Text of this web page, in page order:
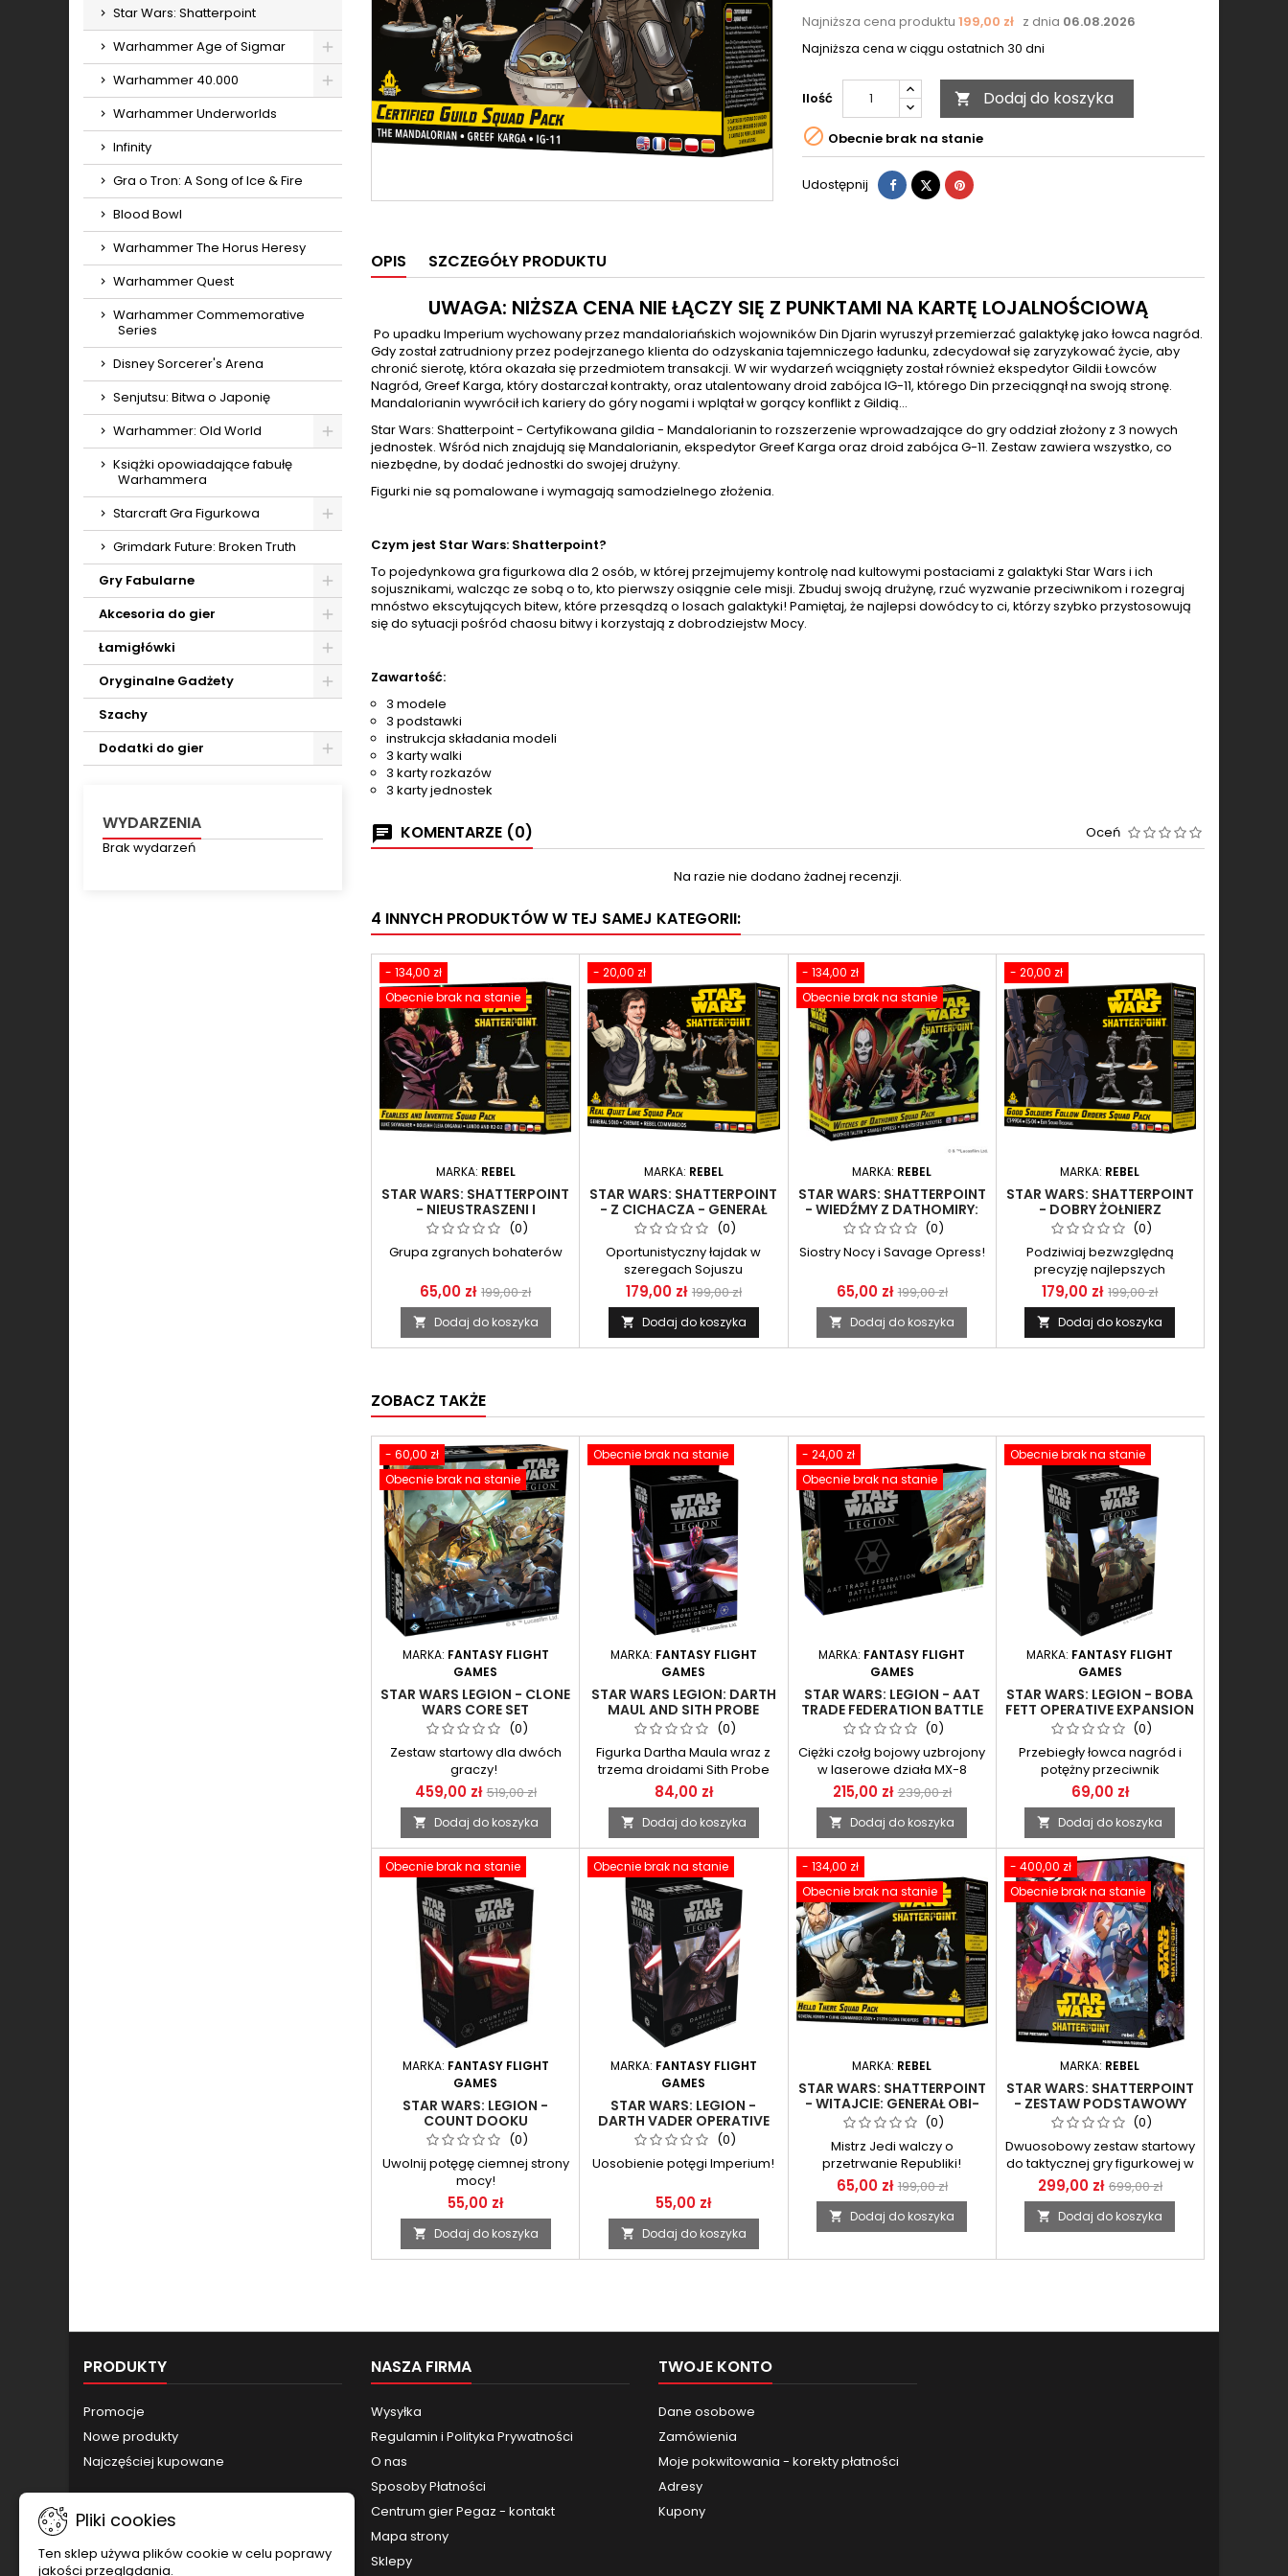
Star Wars: Shatterpoint
Warhammer Age of Sigmar
Toggle
Warhammer 40.000
Toggle
Warhammer Underworlds
Infinity
Gra o Tron: A Song of Ice & Fire
Blood Bowl
Warhammer The Horus Heresy
Warhammer Quest
Warhammer Commemorative
Series
Disney Sorcerer's Arena
Senjutsu: Bitwa o Japonię
Warhammer: Old World
Toggle
Książki opowiadające fabułę
Warhammera
Starcraft Gra Figurkowa
Toggle
Grimdark Future: Broken Truth
Gry Fabularne
Toggle
Akcesoria do gier
Łamigłówki
Toggle
Oryginalne Gadżety
Toggle
Szachy
Dodatki do gier
Toggle
WYDARZENIA
Brak wydarzeń
Najniższa cena produktu 199,00 zł z dnia 06.08.2026
Najniższa cena w ciągu ostatnich 30 dni
Ilość  Dodaj do koszyka
 Obecnie brak na stanie
Udostępnij Udostępnij
TweetujPinterest
OPIS SZCZEGÓŁY PRODUKTU
UWAGA: NIŻSZA CENA NIE ŁĄCZY SIĘ Z PUNKTAMI NA KARTĘ LOJALNOŚCIOWĄ
Po upadku Imperium wychowany przez mandaloriańskich wojowników Din Djarin wyruszył przemierzać galaktykę jako łowca nagród.
Gdy został zatrudniony przez podejrzanego klienta do odzyskania tajemniczego ładunku, zdecydował się zaryzykować życie, aby
chronić sierotę, która okazała się przedmiotem transakcji. W wir wydarzeń wciągnięty został również ekspedytor Gildii Łowców
Nagród, Greef Karga, który dostarczał kontrakty, oraz utalentowany droid zabójca IG-11, którego Din przeciągnął na swoją stronę.
Mandalorianin wywrócił ich kariery do góry nogami i wplątał w gorący konflikt z Gildią…
Star Wars: Shatterpoint - Certyfikowana gildia - Mandalorianin to rozszerzenie wprowadzające do gry oddział złożony z 3 nowych
jednostek. Wśród nich znajdują się Mandalorianin, ekspedytor Greef Karga oraz droid zabójca G-11. Zestaw zawiera wszystko, co
niezbędne, by dodać jednostki do swojej drużyny.
Figurki nie są pomalowane i wymagają samodzielnego złożenia.
Czym jest Star Wars: Shatterpoint?
To pojedynkowa gra figurkowa dla 2 osób, w której przejmujemy kontrolę nad kultowymi postaciami z galaktyki Star Wars i ich
sojusznikami, walcząc ze sobą o to, kto pierwszy osiągnie cele misji. Zbuduj swoją drużynę, rzuć wyzwanie przeciwnikom i rozegraj
mnóstwo ekscytujących bitew, które przesądzą o losach galaktyki! Pamiętaj, że najlepsi dowódcy to ci, którzy szybko przystosowują
się do sytuacji pośród chaosu bitwy i korzystają z dobrodziejstw Mocy.
Zawartość:
3 modele
3 podstawki
instrukcja składania modeli
3 karty walki
3 karty rozkazów
3 karty jednostek
KOMENTARZE (0) Oceń
Na razie nie dodano żadnej recenzji.
4 INNYCH PRODUKTÓW W TEJ SAMEJ KATEGORII:
- 134,00 zł
Obecnie brak na stanie
MARKA: REBEL
STAR WARS: SHATTERPOINT
- NIEUSTRASZENI I
POMYSŁOWI: LUKE
SKYWALKER
(0)
Grupa zgranych bohaterów
65,00 zł 199,00 zł
 Dodaj do koszyka
- 20,00 zł
MARKA: REBEL
STAR WARS: SHATTERPOINT
- Z CICHACZA - GENERAŁ
SOLO
(0)
Oportunistyczny łajdak w
szeregach Sojuszu
Rebeliantów
179,00 zł 199,00 zł
 Dodaj do koszyka
- 134,00 zł
Obecnie brak na stanie
MARKA: REBEL
STAR WARS: SHATTERPOINT
- WIEDŹMY Z DATHOMIRY:
MATKA TALZIN
(0)
Siostry Nocy i Savage Opress!
65,00 zł 199,00 zł
 Dodaj do koszyka
- 20,00 zł
MARKA: REBEL
STAR WARS: SHATTERPOINT
- DOBRY ŻOŁNIERZ
WYKONUJE ROZKAZY - CT-
9904
(0)
Podziwiaj bezwzględną
precyzję najlepszych
jednostek Imperium!
179,00 zł 199,00 zł
 Dodaj do koszyka
ZOBACZ TAKŻE
- 60,00 zł
Obecnie brak na stanie
MARKA: FANTASY FLIGHT
GAMES
STAR WARS LEGION - CLONE
WARS CORE SET
(0)
Zestaw startowy dla dwóch
graczy!
459,00 zł 519,00 zł
 Dodaj do koszyka
Obecnie brak na stanie
MARKA: FANTASY FLIGHT
GAMES
STAR WARS LEGION: DARTH
MAUL AND SITH PROBE
DROIDS OPERATIVE
EXPANSION
(0)
Figurka Dartha Maula wraz z
trzema droidami Sith Probe
84,00 zł
 Dodaj do koszyka
- 24,00 zł
Obecnie brak na stanie
MARKA: FANTASY FLIGHT
GAMES
STAR WARS: LEGION - AAT
TRADE FEDERATION BATTLE
TANK UNIT EXPANSION
(0)
Ciężki czołg bojowy uzbrojony
w laserowe działa MX-8
215,00 zł 239,00 zł
 Dodaj do koszyka
Obecnie brak na stanie
MARKA: FANTASY FLIGHT
GAMES
STAR WARS: LEGION - BOBA
FETT OPERATIVE EXPANSION
(0)
Przebiegły łowca nagród i
potężny przeciwnik
69,00 zł
 Dodaj do koszyka
Obecnie brak na stanie
MARKA: FANTASY FLIGHT
GAMES
STAR WARS: LEGION -
COUNT DOOKU
COMMANDER EXPANSION
(0)
Uwolnij potęgę ciemnej strony
mocy!
55,00 zł
 Dodaj do koszyka
Obecnie brak na stanie
MARKA: FANTASY FLIGHT
GAMES
STAR WARS: LEGION -
DARTH VADER OPERATIVE
EXPANSION(0)
Uosobienie potęgi Imperium!
55,00 zł
 Dodaj do koszyka
- 134,00 zł
Obecnie brak na stanie
MARKA: REBEL
STAR WARS: SHATTERPOINT
- WITAJCIE: GENERAŁ OBI-
WAN
(0)
Mistrz Jedi walczy o
przetrwanie Republiki!
65,00 zł 199,00 zł
 Dodaj do koszyka
- 400,00 zł
Obecnie brak na stanie
MARKA: REBEL
STAR WARS: SHATTERPOINT
- ZESTAW PODSTAWOWY
EDYCJA POLSKA
(0)
Dwuosobowy zestaw startowy
do taktycznej gry figurkowej w
Uniwersum Gwiezdnych
Wojen
299,00 zł 699,00 zł
 Dodaj do koszyka
PRODUKTY
Promocje
Nowe produkty
Najczęściej kupowane
NASZA FIRMA
Wysyłka
Regulamin i Polityka Prywatności
O nas
Sposoby Płatności
Centrum gier Pegaz - kontakt
Mapa strony
Sklepy
TWOJE KONTO
Dane osobowe
Zamówienia
Moje pokwitowania - korekty płatności
Adresy
Kupony
Pliki cookies
Ten sklep używa plików cookie w celu poprawy
jakości przeglądania.